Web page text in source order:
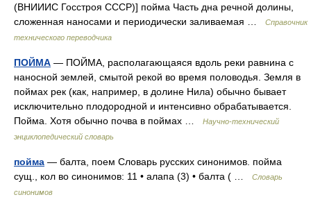
(ВНИИИС Госстроя СССР)] пойма Часть дна речной долины,
сложенная наносами и периодически заливаемая …
Справочник
технического переводчика
ПОЙМА — ПОЙМА, располагающаяся вдоль реки равнина с
наносной землей, смытой рекой во время половодья. Земля в
поймах рек (как, например, в долине Нила) обычно бывает
исключительно плодородной и интенсивно обрабатывается.
Пойма. Хотя обычно почва в поймах …
Научно-технический
энциклопедический словарь
пойма — балта, поем Словарь русских синонимов. пойма
сущ., кол во синонимов: 11 • алапа (3) • балта ( …
Словарь
синонимов